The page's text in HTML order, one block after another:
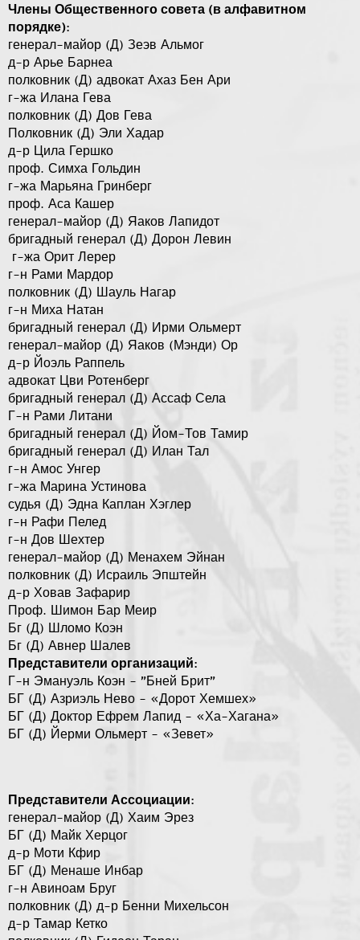
Члены Общественного совета (в алфавитном
порядке):
генерал-майор (Д) Зеэв Альмог
д-р Арье Барнеа
полковник (Д) адвокат Ахаз Бен Ари
г-жа Илана Гева
полковник (Д) Дов Гева
Полковник (Д) Эли Хадар
д-р Цила Гершко
проф. Симха Гольдин
г-жа Марьяна Гринберг
проф. Аса Кашер
генерал-майор (Д) Яаков Лапидот
бригадный генерал (Д) Дорон Левин
г-жа Орит Лерер
г-н Рами Мардор
полковник (Д) Шауль Нагар
г-н Миха Натан
бригадный генерал (Д) Ирми Ольмерт
генерал-майор (Д) Яаков (Мэнди) Ор
д-р Йоэль Раппель
адвокат Цви Ротенберг
бригадный генерал (Д) Ассаф Села
Г-н Рами Литани
бригадный генерал (Д) Йом-Тов Тамир
бригадный генерал (Д) Илан Тал
г-н Амос Унгер
г-жа Марина Устинова
судья (Д) Эдна Каплан Хэглер
​г-н Рафи Пелед
г-н Дов Шехтер
генерал-майор (Д) Менахем Эйнан
полковник (Д) Исраиль Эпштейн
​д-р Ховав Зафарир
Проф. Шимон Бар Меир
Бг (Д) Шломо Коэн
Бг (Д) Авнер Шалев
Представители организаций:
Г-н Эмануэль Коэн - "Бней Брит"
БГ (Д) Азриэль Нево - «Дорот Хемшех»
БГ (Д) Доктор Ефрем Лапид - «Ха-Хагана»
БГ (Д) Йерми Ольмерт - «Зевет»
Представители Ассоциации:
генерал-майор (Д) Хаим Эрез
БГ (Д) Майк Херцог
д-р Моти Кфир
БГ (Д) Менаше Инбар
г-н Авиноам Бруг
полковник (Д) д-р Бенни Михельсон
д-р Тамар Кетко